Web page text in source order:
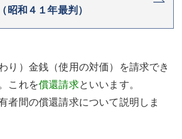
昭和４１年最判）
り）金銭（使用の対価）を請求でき
これを償還請求といいます。
者間の償還請求について説明しま